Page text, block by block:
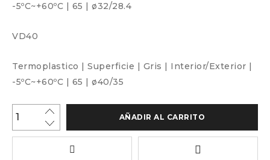
-5ºC~+60ºC | 65 | ø32/28.4
VD40
Termoplastico | Superficie | Gris | Interior/Exterior |
-5ºC~+60ºC | 65 | ø40/35
AÑADIR AL CARRITO